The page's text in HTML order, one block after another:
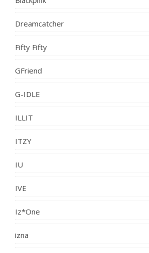
Dreamcatcher
Fifty Fifty
GFriend
G-IDLE
ILLIT
ITZY
IU
IVE
Iz*One
izna